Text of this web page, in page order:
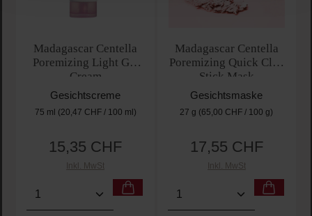
Madagascar Centella
Poremizing Light Gel
Cream
Gesichtscreme
75 ml (20,47 CHF / 100 ml)
Regulärer Preis:
15,35 CHF
Inkl. MwSt
Produkt Anzahl: Gib den gewünschten Wert ein
Madagascar Centella
Poremizing Quick Clay
Stick Mask
Gesichtsmaske
27 g (65,00 CHF / 100 g)
Regulärer Preis:
17,55 CHF
Inkl. MwSt
Produkt Anzahl: Gib